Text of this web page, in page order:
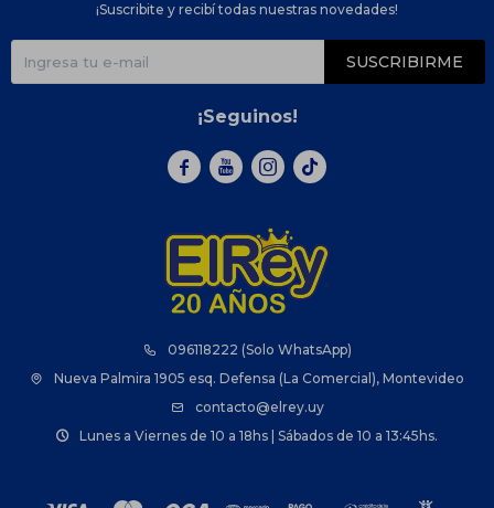
096118222 (Solo WhatsApp)
Nueva Palmira 1905 esq. Defensa (La Comercial), Montevideo
contacto@elrey.uy
Lunes a Viernes de 10 a 18hs | Sábados de 10 a 13:45hs.
¡Suscribite y recibí todas nuestras novedades!
SUSCRIBIRME
¡Seguinos!
  